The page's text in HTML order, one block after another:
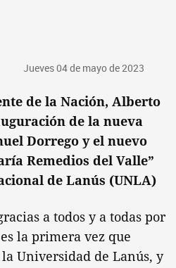
Jueves 04 de mayo de 2023
de la Nación, Alberto
de la nueva
Dorrego y el nuevo
Remedios del Valle”
de Lanús (UNLA)
a todos y a todas por
la primera vez que
Universidad de Lanús, y